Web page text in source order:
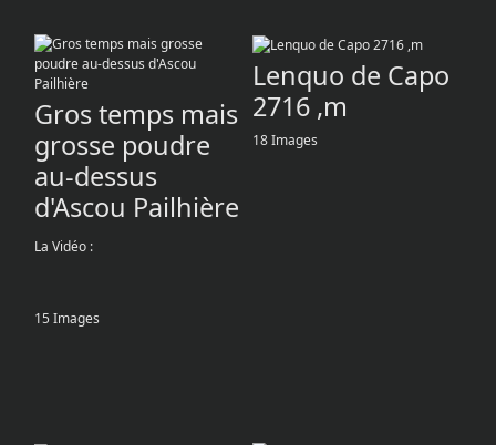
Gros temps mais
grosse poudre
au-dessus
d'Ascou Pailhière
La Vidéo :
15 Images
Lenquo de Capo
2716 ,m
18 Images